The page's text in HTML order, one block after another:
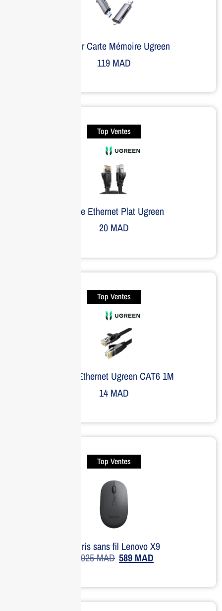
Lecteur Carte Mémoire Ugreen
119MAD
Top Ventes
Câble Ethernet Plat Ugreen
20MAD
Top Ventes
Câble Ethernet Ugreen CAT6 1M
14MAD
Top Ventes
Souris sans fil Lenovo X9
1,025MAD 589 MAD